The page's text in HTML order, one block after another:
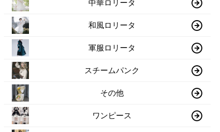
中華ロリータ
和風ロリータ
軍服ロリータ
スチームパンク
その他
ワンピース